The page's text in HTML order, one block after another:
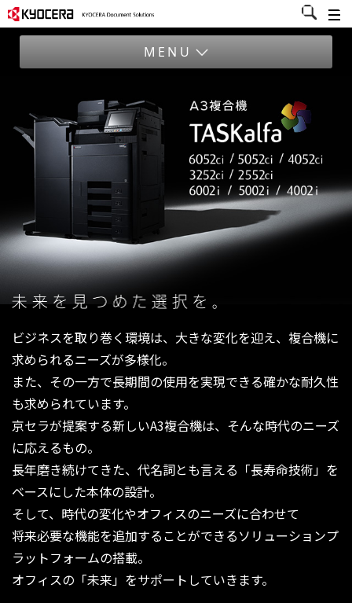
MENU
ビジネスを取り巻く環境は、大きな変化を迎え、複合機に
求められるニーズが多様化。
また、その一方で長期間の使用を実現できる確かな耐久性
も求められています。
京セラが提案する新しいA3複合機は、そんな時代のニーズ
に応えるもの。
長年磨き続けてきた、代名詞とも言える「長寿命技術」を
ベースにした本体の設計。
そして、時代の変化やオフィスのニーズに合わせて
将来必要な機能を追加することができるソリューションプ
ラットフォームの搭載。
オフィスの「未来」をサポートしていきます。